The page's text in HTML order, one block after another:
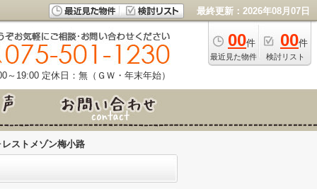
最終更新：2026年08月07日
00件
最近見た物件
00件
検討リスト
～19:00 定休日：無（ＧＷ・年末年始）
レストメゾン梅小路